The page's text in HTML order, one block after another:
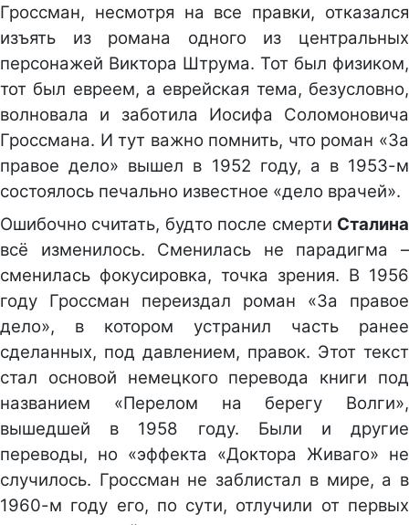
Гроссман, несмотря на все правки, отказался
изъять из романа одного из центральных
персонажей Виктора Штрума. Тот был физиком,
тот был евреем, а еврейская тема, безусловно,
волновала и заботила Иосифа Соломоновича
Гроссмана. И тут важно помнить, что роман «За
правое дело» вышел в 1952 году, а в 1953-м
состоялось печально известное «дело врачей».
Ошибочно считать, будто после смерти Сталина
всё изменилось. Сменилась не парадигма –
сменилась фокусировка, точка зрения. В 1956
году Гроссман переиздал роман «За правое
дело», в котором устранил часть ранее
сделанных, под давлением, правок. Этот текст
стал основой немецкого перевода книги под
названием «Перелом на берегу Волги»,
вышедшей в 1958 году. Были и другие
переводы, но «эффекта «Доктора Живаго» не
случилось. Гроссман не заблистал в мире, а в
1960-м году его, по сути, отлучили от первых